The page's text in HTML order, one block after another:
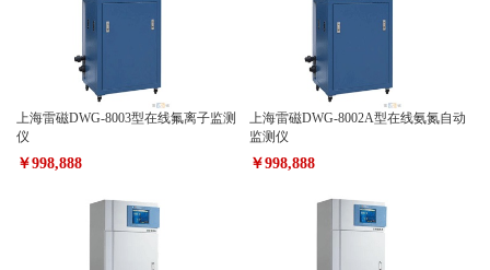
上海雷磁DWG-8003型在线氟离子监测
仪
￥998,888
上海雷磁DWG-8002A型在线氨氮自动
监测仪
￥998,888